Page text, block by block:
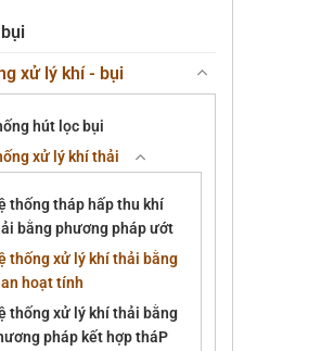
xử lý khí - bụi
hút lọc bụi
xử lý khí thải
thống tháp hấp thu khí
bằng phương pháp ướt
thống xử lý khí thải bằng
hoạt tính
thống xử lý khí thải bằng
pháp kết hợp tháP